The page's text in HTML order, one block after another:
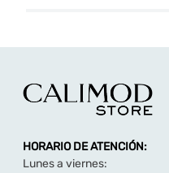
HORARIO DE ATENCIÓN:
Lunes a viernes: